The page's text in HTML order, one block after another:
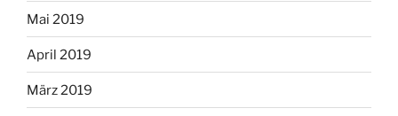
Mai 2019
April 2019
März 2019